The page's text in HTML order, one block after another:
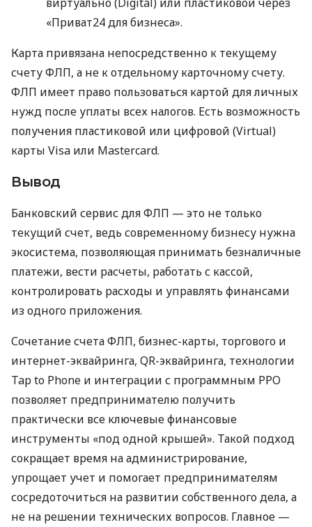
«Приват24 для бизнеса».
Карта привязана непосредственно к текущему
счету ФЛП, а не к отдельному карточному счету.
ФЛП имеет право пользоваться картой для личных
нужд после уплаты всех налогов. Есть возможность
получения пластиковой или цифровой (Virtual)
карты Visa или Mastercard.
Вывод
Банковский сервис для ФЛП — это не только
текущий счет, ведь современному бизнесу нужна
экосистема, позволяющая принимать безналичные
платежи, вести расчеты, работать с кассой,
контролировать расходы и управлять финансами
из одного приложения.
Сочетание счета ФЛП, бизнес-карты, торгового и
интернет-эквайринга, QR-эквайринга, технологии
Tap to Phone и интеграции с программным РРО
позволяет предпринимателю получить
практически все ключевые финансовые
инструменты «под одной крышей». Такой подход
сокращает время на администрирование,
упрощает учет и помогает предпринимателям
сосредоточиться на развитии собственного дела, а
не на решении технических вопросов. Главное —